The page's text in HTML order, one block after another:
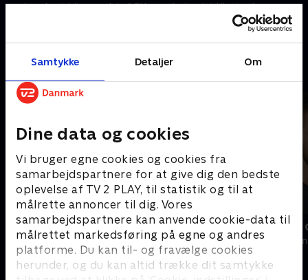
Samtykke Detaljer Om
Dine data og cookies
Vi bruger egne cookies og cookies fra
samarbejdspartnere for at give dig den bedste
oplevelse af TV 2 PLAY, til statistik og til at
målrette annoncer til dig. Vores
samarbejdspartnere kan anvende cookie-data til
målrettet markedsføring på egne og andres
platforme. Du kan til- og fravælge cookies
herunder, og du kan altid trække dit samtykke
ønsker de at blive en del af EU.
i nabolandet Ukraine hver
eneste dag. Hvis Ukraine falder,
så falder deres land også, siger
de
Verdens største opdagelser
Dokumentar • 2 sæsoner
Sverri - den
2024 •